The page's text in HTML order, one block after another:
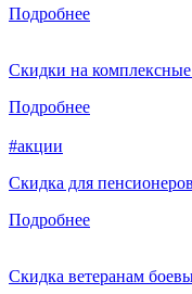
Подробнее
Скидки на
Подробнее
#акции
Скидка для
Подробнее
Скидка ветеранам